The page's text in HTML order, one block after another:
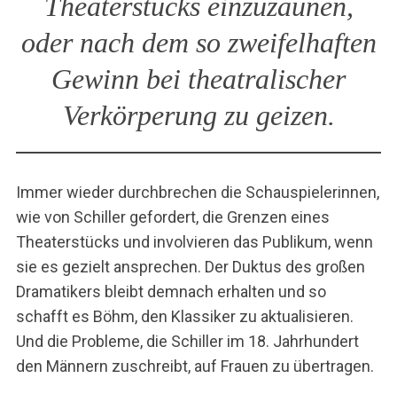
oder nach dem so zweifelhaften
Gewinn bei theatralischer
Verkörperung zu geizen.
Immer wieder durchbrechen die Schauspielerinnen,
wie von Schiller gefordert, die Grenzen eines
Theaterstücks und involvieren das Publikum, wenn
sie es gezielt ansprechen. Der Duktus des großen
Dramatikers bleibt demnach erhalten und so
schafft es Böhm, den Klassiker zu aktualisieren.
Und die Probleme, die Schiller im 18. Jahrhundert
den Männern zuschreibt, auf Frauen zu übertragen.